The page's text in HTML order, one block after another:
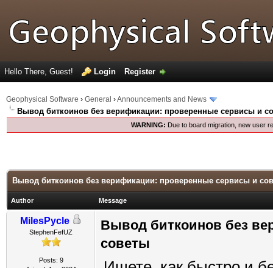
Hello There, Guest! Login Register
Geophysical Software › General ›Announcements and News
Вывод биткоинов без верификации: проверенные сервисы и
WARNING: Due to board migration, new user
Вывод биткоинов без верификации: проверенные сервисы и
Author Message
MilesPycle
StephenFefUZ
Posts: 9
Вывод биткоинов без
советы